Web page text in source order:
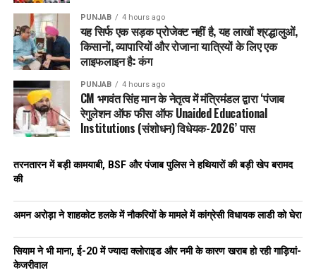
तरुणप्रीत सिंह सौंद (AAP
“पंजाब ने कांग्रेस,बीजेपी और अकाली दल को फिर नकार दिया।AAP
ही एकमात्र विकल्प है।”
बरिंदर गोयल (AAPनेता)
“लोगों ने मान सरकार के शासन मॉडल को बड़ा जनादेश दिया है।”
हरमीत सिंह संधू (विजेता उम्मीदवार)
जीत के बाद संधू ने हलके में ‘धन्यवाद रोड शो’ किया और कहा:
“मैं पूरी लगन से काम करूँगा। तरनतारन का हर लंबित काम प्राथमिकता
पर किया जाएगा।”
हरचंद सिंह बरसट (AAPमहासचिव)
PUNJAB 4 hours ago
यह सिर्फ एक सड़क प्रोजेक्ट नहीं है, यह लाखों श्रद्धालुओं,
किसानों, व्यापारियों और रोजाना यात्रियों के लिए एक
लाइफलाइन है: कंग
PUNJAB 4 hours ago
CM भगवंत सिंह मान के नेतृत्व में मंत्रिमंडल द्वारा ‘पंजाब
रेगुलेशन ऑफ फीस ऑफ Unaided Educational
Institutions (संशोधन) विधेयक-2026’ पास
तरनतारन में बड़ी कामयाबी, BSF और पंजाब पुलिस ने हथियारों की बड़ी खेप बरामद
की
अमन अरोड़ा ने शाहकोट हलके में नौकरियों के मामले में कांग्रेसी विधायक लाडी को घेरा
सियाम ने भी माना, ई-20 में ज्यादा क्लोराइड और नमी के कारण खराब हो रही गाड़ियां-
केजरीवाल